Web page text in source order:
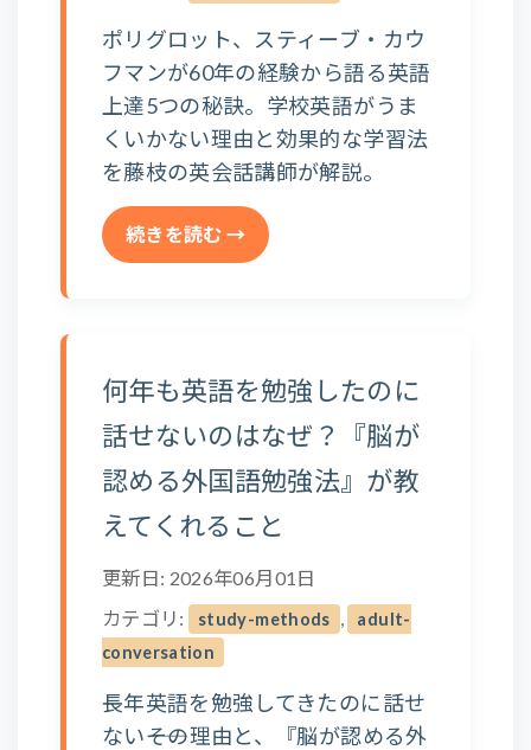
ポリグロット、スティーブ・カウ
フマンが60年の経験から語る英語
上達5つの秘訣。学校英語がうま
くいかない理由と効果的な学習法
を藤枝の英会話講師が解説。
続きを読む →
何年も英語を勉強したのに
話せないのはなぜ？『脳が
認める外国語勉強法』が教
えてくれること
更新日: 2026年06月01日
カテゴリ:
study-methods ,
adult-
conversation
長年英語を勉強してきたのに話せ
ない――その理由と、『脳が認める外